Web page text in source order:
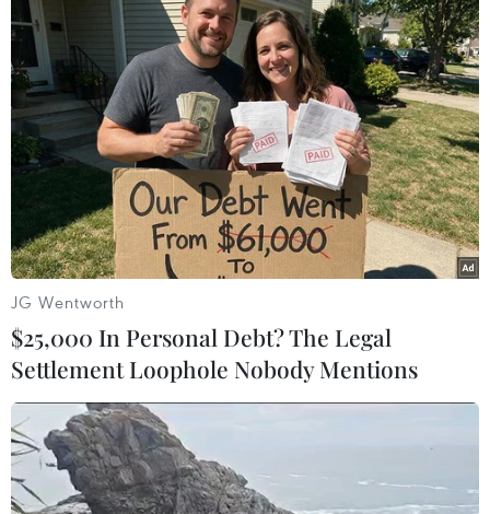
Burkina Faso bắt giữ 11 đối tượng sau vụ
tấn công kho vũ khí
Tất cả những người bị bắt giữ trên là cựu thành viên
thuộc Lực lượng Cận vệ (RSP) của Tổng thống bị lật đổ
của Burkina Faso, ông Blaise Compaore.
JG Wentworth
$25,000 In Personal Debt? The Legal
Settlement Loophole Nobody Mentions